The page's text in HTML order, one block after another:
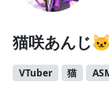
猫咲あんじ
VTuber 猫